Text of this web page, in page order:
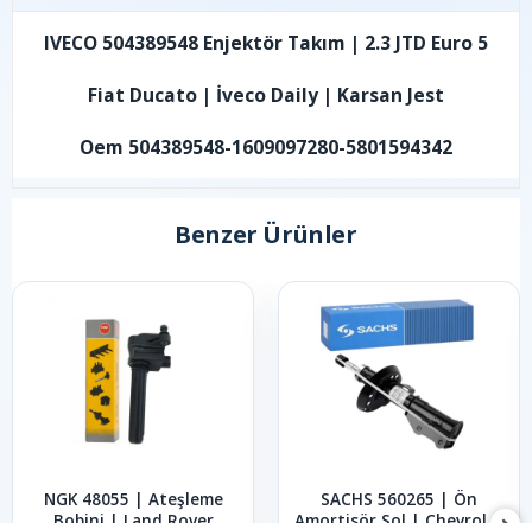
IVECO 504389548 Enjektör Takım | 2.3 JTD Euro 5
Fiat Ducato | İveco Daily | Karsan Jest
Oem 504389548-1609097280-5801594342
Benzer Ürünler
NGK 48055 | Ateşleme
SACHS 560265 | Ön